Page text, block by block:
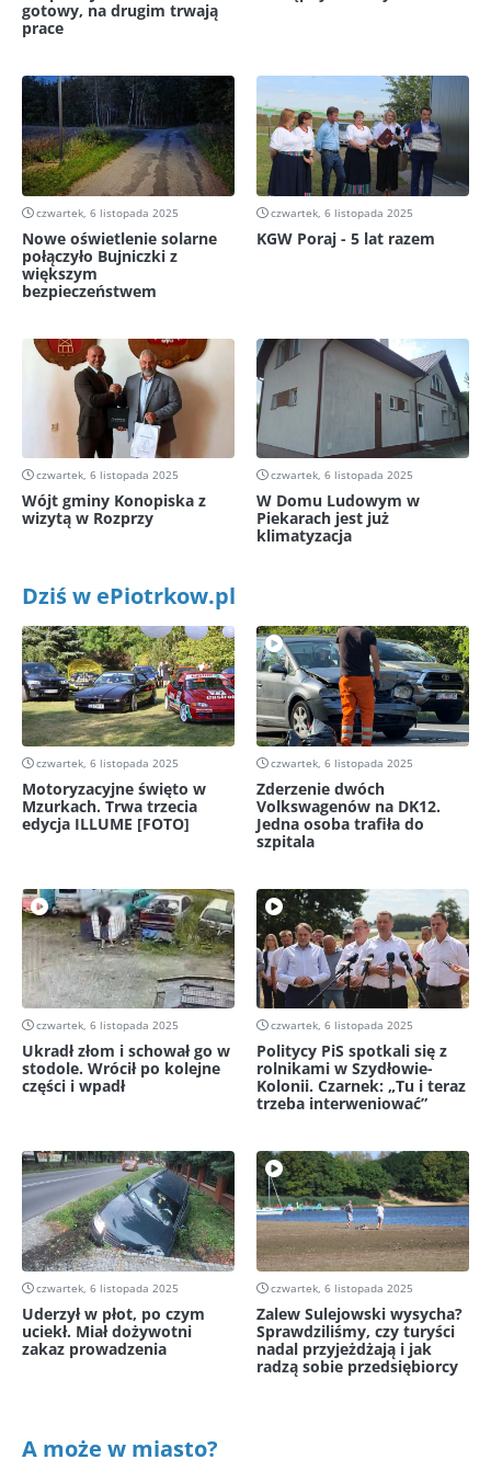
gotowy, na drugim trwają
prace
czwartek, 6 listopada 2025
Nowe oświetlenie solarne
połączyło Bujniczki z
większym
bezpieczeństwem
czwartek, 6 listopada 2025
KGW Poraj - 5 lat razem
czwartek, 6 listopada 2025
Wójt gminy Konopiska z
wizytą w Rozprzy
czwartek, 6 listopada 2025
W Domu Ludowym w
Piekarach jest już
klimatyzacja
Dziś w ePiotrkow.pl
czwartek, 6 listopada 2025
Motoryzacyjne święto w
Mzurkach. Trwa trzecia
edycja ILLUME [FOTO]
czwartek, 6 listopada 2025
Zderzenie dwóch
Volkswagenów na DK12.
Jedna osoba trafiła do
szpitala
czwartek, 6 listopada 2025
Ukradł złom i schował go w
stodole. Wrócił po kolejne
części i wpadł
czwartek, 6 listopada 2025
Politycy PiS spotkali się z
rolnikami w Szydłowie-
Kolonii. Czarnek: „Tu i teraz
trzeba interweniować”
czwartek, 6 listopada 2025
Uderzył w płot, po czym
uciekł. Miał dożywotni
zakaz prowadzenia
czwartek, 6 listopada 2025
Zalew Sulejowski wysycha?
Sprawdziliśmy, czy turyści
nadal przyjeżdżają i jak
radzą sobie przedsiębiorcy
A może w miasto?